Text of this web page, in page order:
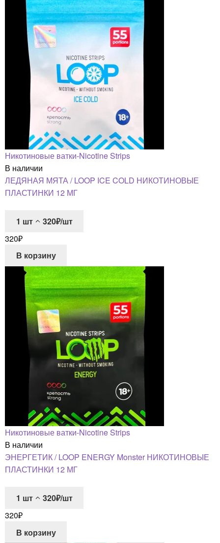
Никотиновые ватки-Nicotine Strips
В наличии
ЛЕДЯНАЯ МЯТА / LOOP ICE COLD НИКОТИНОВЫЕ
ПЛАСТИНКИ 12 МГ
1 шт
320₽/шт
320₽
В корзину
Никотиновые ватки-Nicotine Strips
В наличии
ЭНЕРГЕТИК / LOOP ENERGY Monster НИКОТИНОВЫЕ
ПЛАСТИНКИ 12 МГ
1 шт
320₽/шт
320₽
В корзину